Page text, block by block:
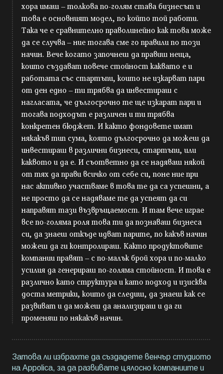
хора имаш – толкова по-голям става бизнесът и
това е основният модел, по който той работи.
Така че е сравнително праволинейно как това може
да се случва – ние тогава сме го правили по този
начин. Вече когато започнеш да правиш неща,
които създават повече стойност каквато е и
работата със стартъпи, които не изкарват пари
от ден едно – ти трябва да инвестираш с
нагласата, че дългосрочно те ще изкарат пари и
тогава подходът е различен и ти трябва
конкретен бюджет. И както фондовете имат
някакъв тип сума, която дългосрочно да можеш да
инвестираш в различни бизнеси, стартъпи, или
каквото и да е. И съответно да се надяваш някой
от тях да прави всичко от себе си, поне ние при
нас активно участваме в това те да са успешни, а
не просто да се надяваме те да успеят да си
направят тази възвръщаемост. И там вече играе
все по-голяма роля това ти да познаваш бизнеса
си, да знаеш откъде идват парите, по какъв начин
можеш да ги контролираш. Както продуктовите
компании правят – с по-малък брой хора и по-малко
усилия да генерираш по-голяма стойност. И това е
различно като структура и като подход и изисква
доста метрики, които да следиш, да знаеш как се
развиват и да можеш да анализираш и да ги
променяш по някакъв начин.
Затова ли избрахте да създадете венчър студиото
на Appolica, за да развивате цялосно компаниите и